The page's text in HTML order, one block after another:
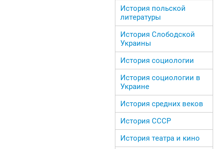
История польской
литературы
История Слободской
Украины
История социологии
История социологии в
Украине
История средних веков
История СССР
История театра и кино